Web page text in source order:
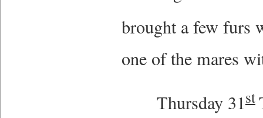
brought a few furs
one of the mares
Thursday 31st